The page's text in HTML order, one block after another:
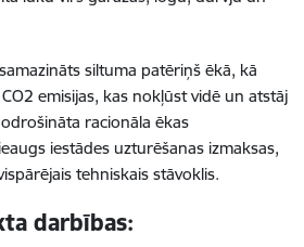
siltuma patēriņš ēkā, kā
emisijas, kas nokļūst vidē un atstāj
racionāla ēkas
iestādes uzturēšanas izmaksas,
tehniskais stāvoklis.
darbības: